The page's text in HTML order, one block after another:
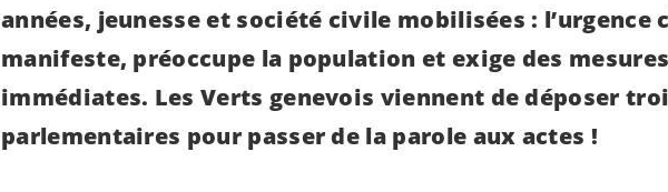
années, jeunesse et société civile mobilisées : l’urgence
manifeste, préoccupe la population et exige des
immédiates. Les Verts genevois viennent de déposer
parlementaires pour passer de la parole aux actes !